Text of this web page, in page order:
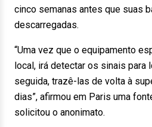
cinco semanas antes que suas
descarregadas.
“Uma vez que o equipamento
local, irá detectar os sinais para
seguida, trazê-las de volta à
dias”, afirmou em Paris uma
solicitou o anonimato.